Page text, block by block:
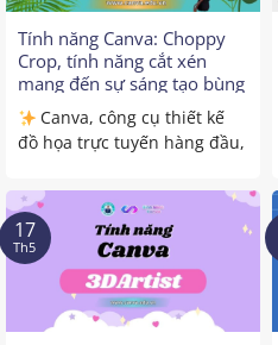
Tính năng Canva: Choppy
Crop, tính năng cắt xén
mang đến sự sáng tạo bùng
nổ Canva, công cụ thiết kế
đồ họa trực tuyến hàng đầu,
17
Th5